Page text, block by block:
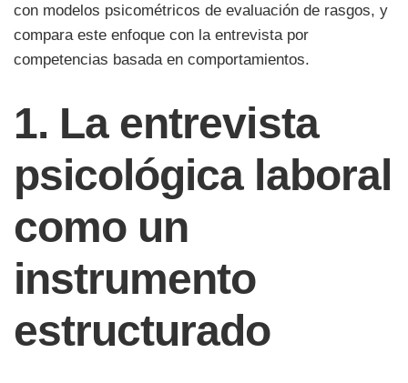
con modelos psicométricos de evaluación de rasgos, y
compara este enfoque con la entrevista por
competencias basada en comportamientos.
1. La entrevista
psicológica laboral
como un
instrumento
estructurado